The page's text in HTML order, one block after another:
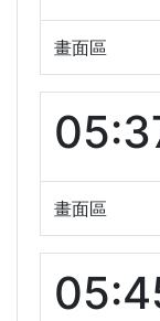
畫面區
畫面區